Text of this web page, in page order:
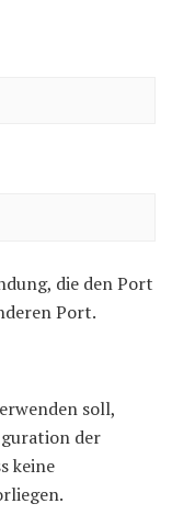
die den Port
Port.
soll,
der
keine